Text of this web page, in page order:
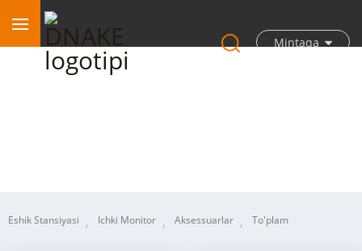
Mintaqa
Eshik Stansiyasi Ichki Monitor Aksessuarlar To'plam